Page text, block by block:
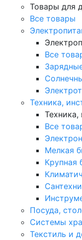
Товары для
Все товары
Все
Техника,
Все
Мелкая
Крупная
Посуда,
Системы
Текстиль и